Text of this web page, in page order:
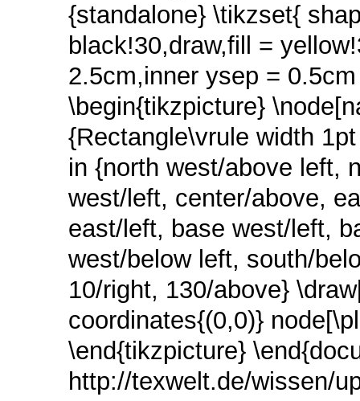
{standalone} \tikzset{
black!30,draw,fill =
2.5cm,inner ysep =
\begin{tikzpicture}
{Rectangle\vrule width
in {north west/above left,
west/left, center/above,
east/left, base west/left,
west/below left, south/
10/right, 130/above}
coordinates{(0,0)}
\end{tikzpicture}
http://texwelt.de/wissen/